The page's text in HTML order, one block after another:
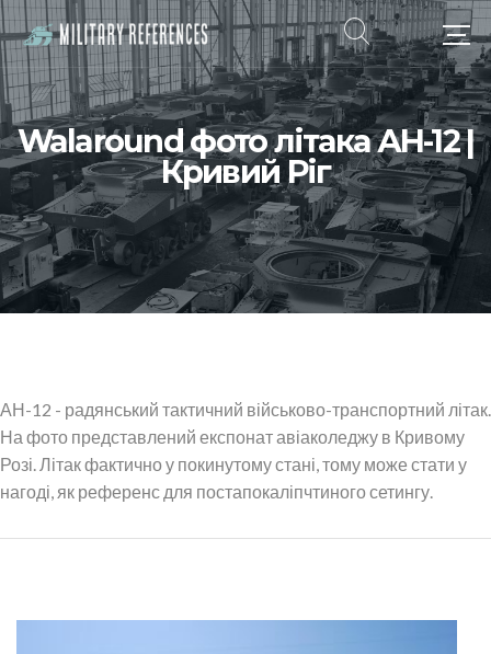
Walaround фото літака АН-12 |
Кривий Ріг
АН-12 - радянський тактичний військово-транспортний літак.
На фото представлений експонат авіаколеджу в Кривому
Розі. Літак фактично у покинутому стані, тому може стати у
нагоді, як референс для постапокаліпчтиного сетингу.